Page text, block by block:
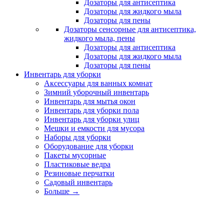
Дозаторы для антисептика
Дозаторы для жидкого мыла
Дозаторы для пены
Дозаторы сенсорные для антисептика,
жидкого мыла, пены
Дозаторы для антисептика
Дозаторы для жидкого мыла
Дозаторы для пены
Инвентарь для уборки
Аксессуары для ванных комнат
Зимний уборочный инвентарь
Инвентарь для мытья окон
Инвентарь для уборки пола
Инвентарь для уборки улиц
Мешки и емкости для мусора
Наборы для уборки
Оборудование для уборки
Пакеты мусорные
Пластиковые ведра
Резиновые перчатки
Садовый инвентарь
Больше →